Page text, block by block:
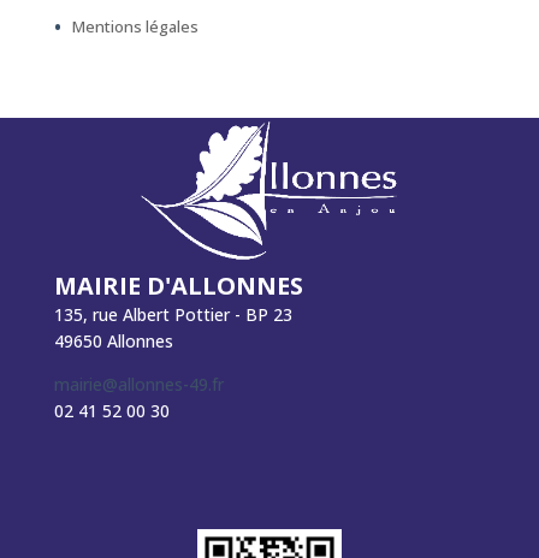
Mentions légales
MAIRIE D'ALLONNES
135, rue Albert Pottier - BP 23
49650 Allonnes
mairie@allonnes-49.fr
02 41 52 00 30